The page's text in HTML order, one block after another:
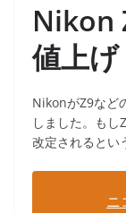
Nikon
値上げ
NikonがZ9など
しました。も
改定されるとい
ニ